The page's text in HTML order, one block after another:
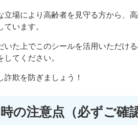
立場により高齢者を見守る方から、
います。
いた上でこのシールを活用いただけ
てください。
欺を防ぎましょう！
の注意点（必ずご確